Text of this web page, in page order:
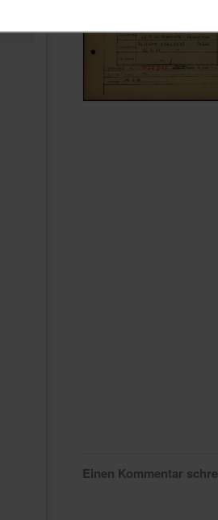
Einen Kommentar